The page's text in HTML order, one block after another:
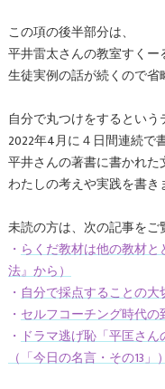
この項の後半部分は、
平井雷太さんの教室すくー
生徒実例の話が続くので省
自分で丸つけをするという
2022年4月に４日間連続で
平井さんの著書に書かれた
わたしの考えや実践を書き
未読の方は、次の記事をご
・ らくだ教材は他の教材
法』から）
・ 自分で採点することの大
・ セルフコーチング時代の
・ ドラマ逃げ恥「平匡さ
（「今日の名言・その13」